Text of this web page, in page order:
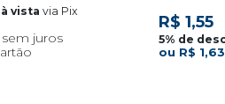
via Pix
R$ 1,63
R$ 1,55